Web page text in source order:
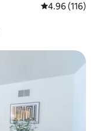
คะแนนเฉลี่ย
4.96 (116)